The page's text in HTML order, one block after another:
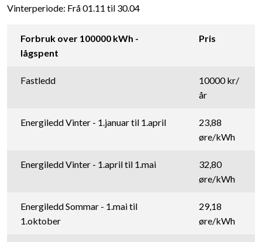
Vinterperiode: Frå 01.11 til 30.04
Forbruk over 100000 kWh -
lågspent
Pris
Fastledd
10000 kr/
år
Energiledd Vinter - 1.januar til 1.april
23,88
øre/kWh
Energiledd Vinter - 1.april til 1.mai
32,80
øre/kWh
Energiledd Sommar - 1.mai til
1.oktober
29,18
øre/kWh